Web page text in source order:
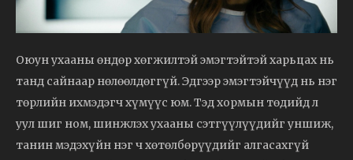
Оюун ухааны өндөр хөгжилтэй эмэгтэйтэй харьцах нь
танд сайнаар нөлөөлдөггүй. Эдгээр эмэгтэйчүүд нь нэг
төрлийн ихмэдэгч хүмүүс юм. Тэд хормын төдийд л
уул шиг ном, шинжлэх ухааны сэтгүүлүүдийг уншиж,
танин мэдэхүйн нэг ч хөтөлбөрүүдийг алгасахгүй